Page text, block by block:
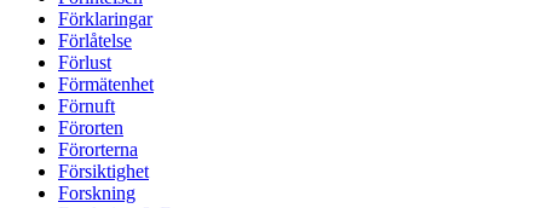
Förklaringar
Förlåtelse
Förlust
Förmätenhet
Förnuft
Förorten
Förorterna
Försiktighet
Forskning